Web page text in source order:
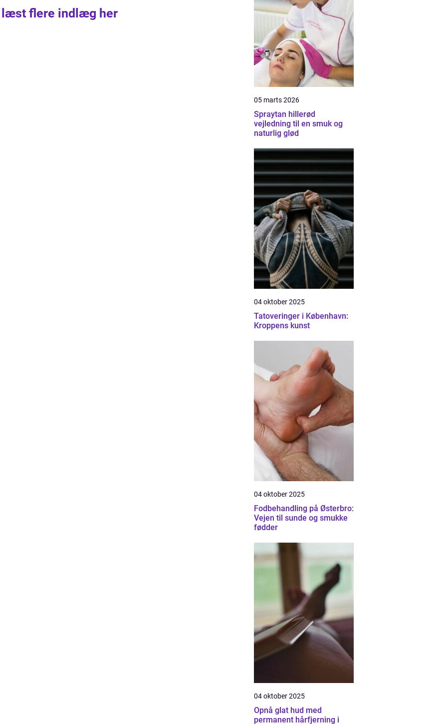
læst flere indlæg her
05 marts 2026
Spraytan hillerød
vejledning til en smuk og
naturlig glød
04 oktober 2025
Tatoveringer i København:
Kroppens kunst
04 oktober 2025
Fodbehandling på Østerbro:
Vejen til sunde og smukke
fødder
04 oktober 2025
Opnå glat hud med
permanent hårfjerning i